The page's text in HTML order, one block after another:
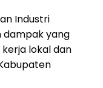
Industri
dampak yang
lokal dan